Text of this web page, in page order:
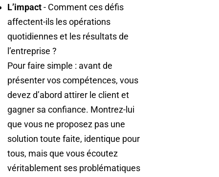
L’impact- Comment ces défis
affectent-ils les opérations
quotidiennes et les résultats de
l’entreprise ?
Pour faire simple : avant de
présenter vos compétences, vous
devez d’abord attirer le client et
gagner sa confiance. Montrez-lui
que vous ne proposez pas une
solution toute faite, identique pour
tous, mais que vous écoutez
véritablement ses problématiques